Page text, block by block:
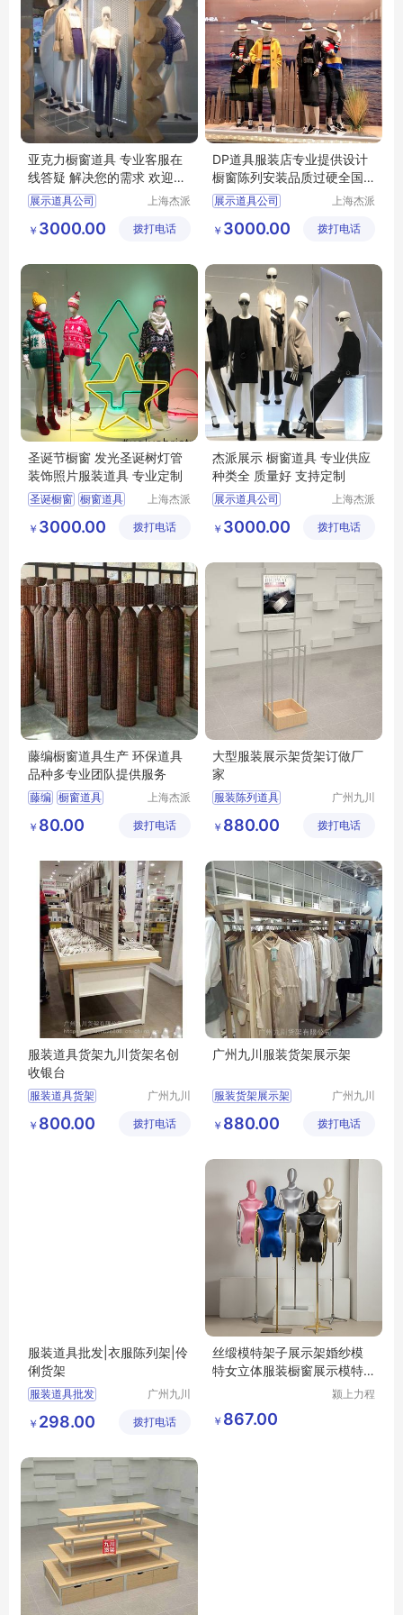
亚克力橱窗道具 专业客服在
线答疑 解决您的需求 欢迎来
电详询
展示道具公司
上海杰派
公司
￥ 3000.00 拨打电话
DP道具服装店专业提供设计
橱窗陈列安装品质过硬全国
范围
展示道具公司
设计安装 服装店
上海杰派
公司
￥ 3000.00 拨打电话
圣诞节橱窗 发光圣诞树灯管
装饰照片服装道具 专业定制
圣诞橱窗 橱窗道具
上海杰派
公司
￥ 3000.00 拨打电话
杰派展示 橱窗道具 专业供应
种类全 质量好 支持定制
展示道具公司
上海杰派
公司
￥ 3000.00 拨打电话
藤编橱窗道具生产 环保道具
品种多专业团队提供服务
藤编 橱窗道具
道具生产厂
上海杰派
公司
￥ 80.00 拨打电话
大型服装展示架货架订做厂
家
服装陈列道具
服装挂摆中柜
广州九川
公司
￥ 880.00 拨打电话
服装道具货架九川货架名创
收银台
服装道具货架
服装货架
广州九川
公司
￥ 800.00 拨打电话
广州九川服装货架展示架
服装货架展示架
服装展示架
广州九川
公司
￥ 880.00 拨打电话
服装道具批发|衣服陈列架|伶
俐货架
服装道具批发
伶俐货架哪里买
广州九川
公司
￥ 298.00 拨打电话
丝缎模特架子展示架婚纱模
特女立体服装橱窗展示模特
颍上力程
￥ 867.00